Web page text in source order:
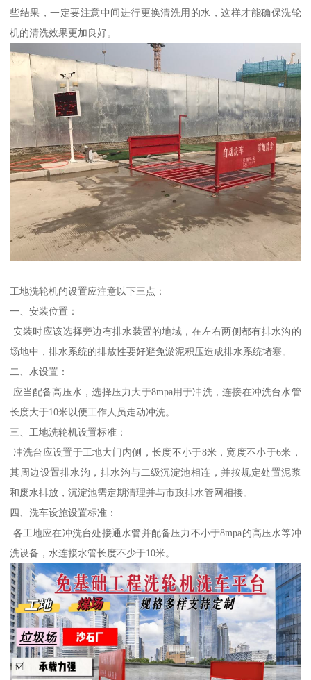
些结果，一定要注意中间进行更换清洗用的水，这样才能确保洗轮
机的清洗效果更加良好。
工地洗轮机的设置应注意以下三点：
一、安装位置：
安装时应该选择旁边有排水装置的地域，在左右两侧都有排水沟的
场地中，排水系统的排放性要好避免淤泥积压造成排水系统堵塞。
二、水设置：
应当配备高压水，选择压力大于8mpa用于冲洗，连接在冲洗台水管
长度大于10米以便工作人员走动冲洗。
三、工地洗轮机设置标准：
冲洗台应设置于工地大门内侧，长度不小于8米，宽度不小于6米，
其周边设置排水沟，排水沟与二级沉淀池相连，并按规定处置泥浆
和废水排放，沉淀池需定期清理并与市政排水管网相接。
四、洗车设施设置标准：
各工地应在冲洗台处接通水管并配备压力不小于8mpa的高压水等冲
洗设备，水连接水管长度不少于10米。